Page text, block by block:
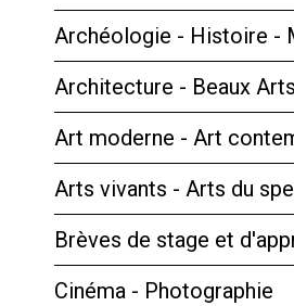
Archéologie - Histoire -
Architecture - Beaux Arts
Art moderne - Art
Arts vivants - Arts du
Brèves de stage et
Cinéma - Photographie